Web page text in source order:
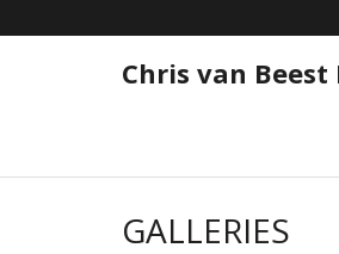
to
Chris van
GALLERIES